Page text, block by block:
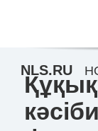
NLS.RU